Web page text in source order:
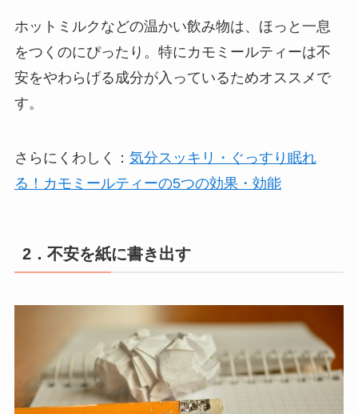
ホットミルクなどの温かい飲み物は、ほっと一息
をつくのにぴったり。特にカモミールティーは不
安をやわらげる成分が入っているためオススメで
す。
さらにくわしく： 気分スッキリ・ぐっすり眠れ
る！カモミールティーの5つの効果・効能
2．不安を紙に書き出す